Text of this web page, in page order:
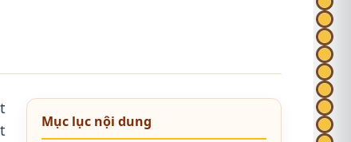
Mục lục nội dung